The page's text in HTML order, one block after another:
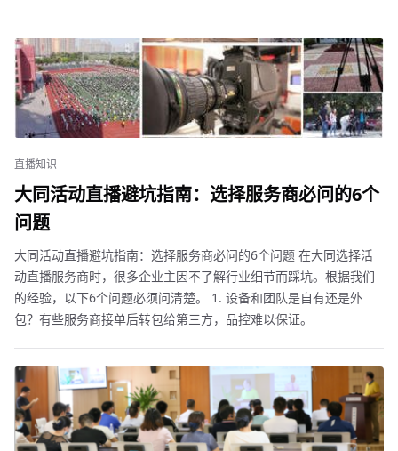
直播知识
大同活动直播避坑指南：选择服务商必问的6个
问题
大同活动直播避坑指南：选择服务商必问的6个问题 在大同选择活
动直播服务商时，很多企业主因不了解行业细节而踩坑。根据我们
的经验，以下6个问题必须问清楚。 1. 设备和团队是自有还是外
包？有些服务商接单后转包给第三方，品控难以保证。